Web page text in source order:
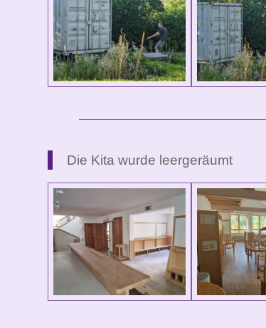
Die Kita wurde leergeräumt